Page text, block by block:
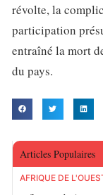
révolte, la
participation
entraîné la mort
du pays.
Articles Populaires
AFRIQUE DE